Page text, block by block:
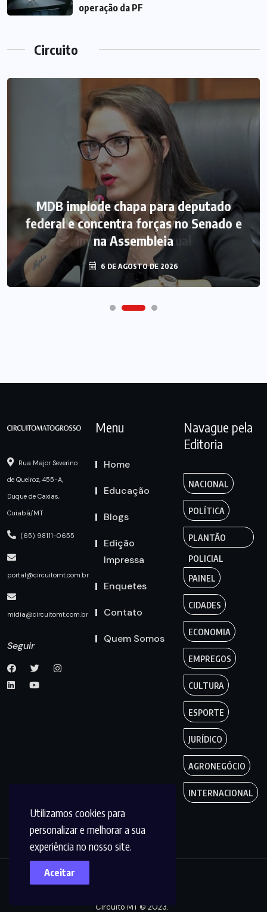
Utilizamos cookies para
personalizar e melhorar a sua
experiência no nosso site.
Aceitar
operação da PF
Circuito
MDB implode chapa para deputado
federal e concentra forças no Senado e
na Assembleia
6 DE AGOSTO DE 2026
Rua Major Severino
de Queiroz, 455-A,
Duque de Caxias,
Cuiabá/MT
(65) 98111-0655
portal@circuitomt.com.br
midia@circuitomt.com.br
Seguir
Menu
Home
Educação
Blogs
Edição
Impressa
Enquetes
Contato
Quem Somos
Navague pela
Editoria
NACIONAL
POLÍTICA
PLANTÃO
POLICIAL
PAINEL
CIDADES
ECONOMIA
EMPREGOS
CULTURA
ESPORTE
JURÍDICO
AGRONEGÓCIO
INTERNACIONAL
Circuito MT © 2023.